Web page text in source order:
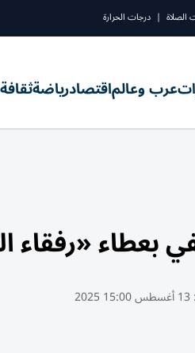
الصلاة | درجات الحرارة
عرب وعالماقتصادرياضةثقافة
بعطاء «رفقاء
13 أغسطس 15:00 2025